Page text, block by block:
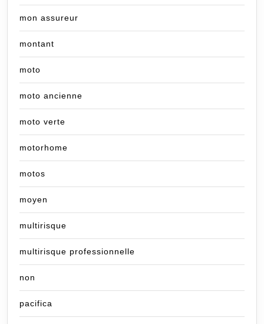
mon assureur
montant
moto
moto ancienne
moto verte
motorhome
motos
moyen
multirisque
multirisque professionnelle
non
pacifica